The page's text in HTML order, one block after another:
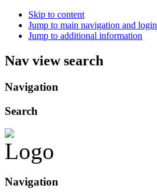
Skip to content
Jump to main navigation and login
Jump to additional information
Nav view search
Navigation
Search
Navigation